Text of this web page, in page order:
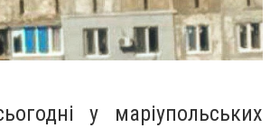
у маріупольських